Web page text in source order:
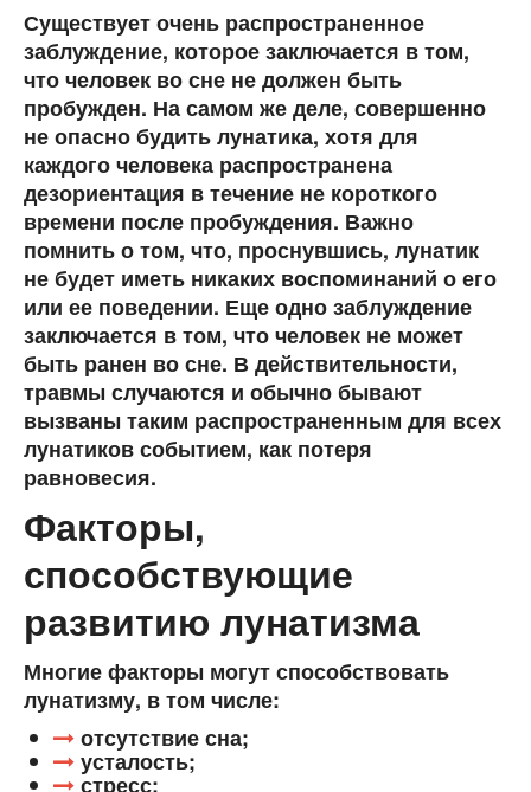
Существует очень распространенное
заблуждение, которое заключается в том,
что человек во сне не должен быть
пробужден. На самом же деле, совершенно
не опасно будить лунатика, хотя для
каждого человека распространена
дезориентация в течение не короткого
времени после пробуждения. Важно
помнить о том, что, проснувшись, лунатик
не будет иметь никаких воспоминаний о его
или ее поведении. Еще одно заблуждение
заключается в том, что человек не может
быть ранен во сне. В действительности,
травмы случаются и обычно бывают
вызваны таким распространенным для всех
лунатиков событием, как потеря
равновесия.
Факторы,
способствующие
развитию лунатизма
Многие факторы могут способствовать
лунатизму, в том числе:
отсутствие сна;
усталость;
стресс;